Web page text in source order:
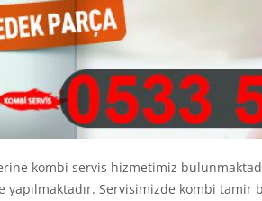
kombi servis hizmetimiz
Servisimizde kombi tamir